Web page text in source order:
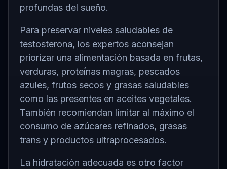
profundas del sueño.
Para preservar niveles saludables de
testosterona, los expertos aconsejan
priorizar una alimentación basada en frutas,
verduras, proteínas magras, pescados
azules, frutos secos y grasas saludables
como las presentes en aceites vegetales.
También recomiendan limitar al máximo el
consumo de azúcares refinados, grasas
trans y productos ultraprocesados.
La hidratación adecuada es otro factor